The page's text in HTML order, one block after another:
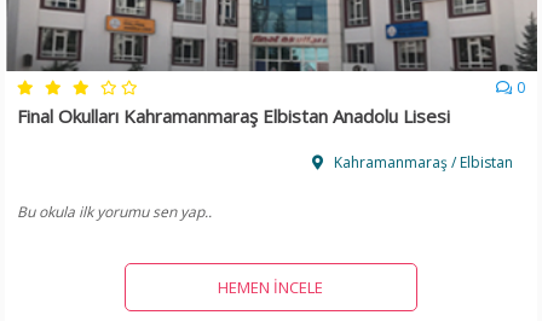
0
Final Okulları Kahramanmaraş Elbistan Anadolu Lisesi
Kahramanmaraş / Elbistan
Bu okula ilk yorumu sen yap..
HEMEN İNCELE